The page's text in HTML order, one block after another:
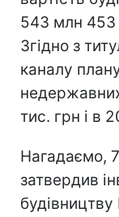
543 млн 453
Згідно з
каналу
тис. грн і в
Нагадаємо,
затвердив